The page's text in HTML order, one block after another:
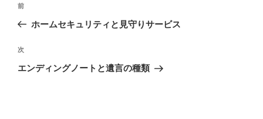
ビ
ゲ
過
去
投
稿
前
ホームセキュリティと見守りサービス
次
の
次
エンディングノートと遺言の種類